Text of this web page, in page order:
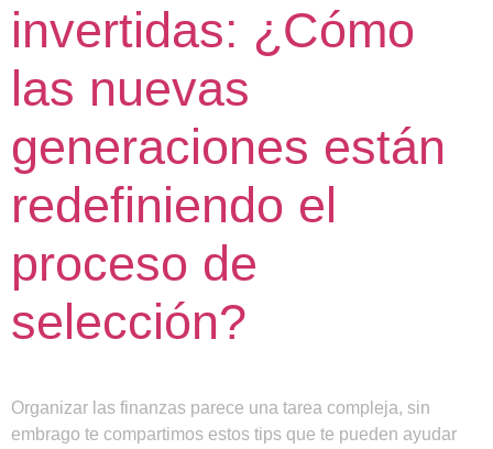
invertidas: ¿Cómo
las nuevas
generaciones están
redefiniendo el
proceso de
selección?
Organizar las finanzas parece una tarea compleja, sin
embrago te compartimos estos tips que te pueden ayudar